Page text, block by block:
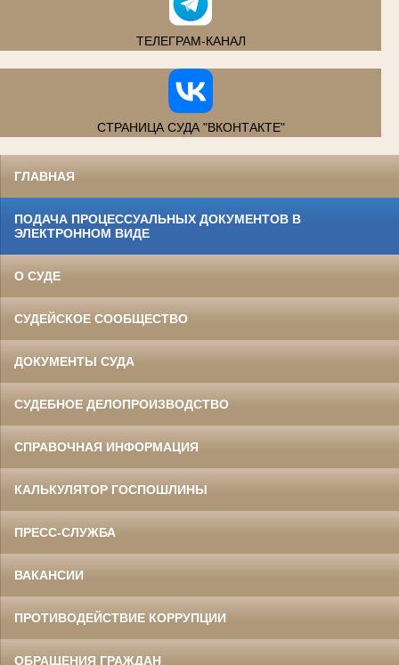
ТЕЛЕГРАМ-КАНАЛ
СТРАНИЦА СУДА "ВКОНТАКТЕ"
ГЛАВНАЯ
ПОДАЧА ПРОЦЕССУАЛЬНЫХ ДОКУМЕНТОВ В
ЭЛЕКТРОННОМ ВИДЕ
О СУДЕ
СУДЕЙСКОЕ СООБЩЕСТВО
ДОКУМЕНТЫ СУДА
СУДЕБНОЕ ДЕЛОПРОИЗВОДСТВО
СПРАВОЧНАЯ ИНФОРМАЦИЯ
КАЛЬКУЛЯТОР ГОСПОШЛИНЫ
ПРЕСС-СЛУЖБА
ВАКАНСИИ
ПРОТИВОДЕЙСТВИЕ КОРРУПЦИИ
ОБРАЩЕНИЯ ГРАЖДАН